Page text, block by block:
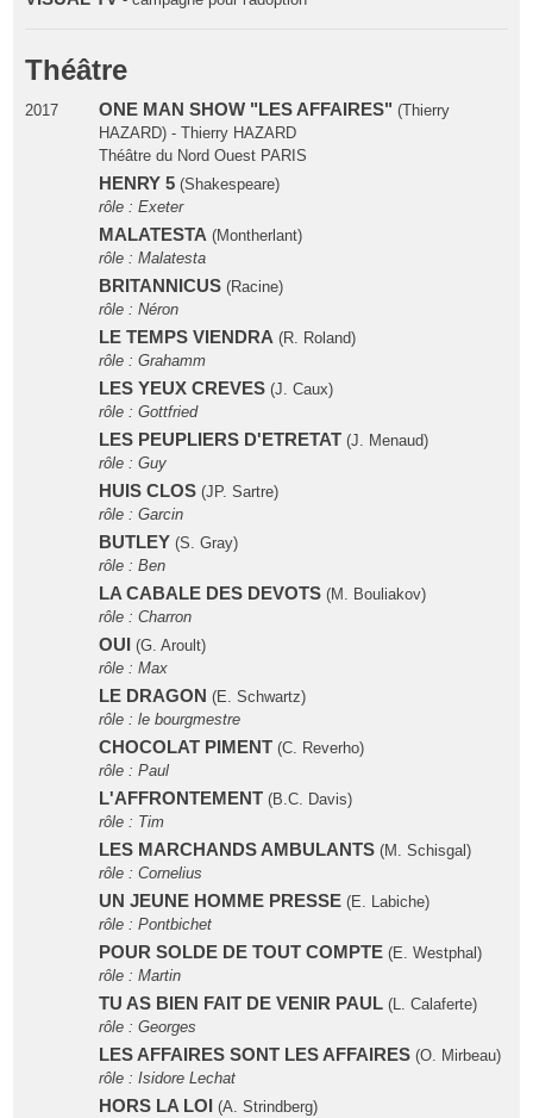
Théâtre
2017 ONE MAN SHOW "LES AFFAIRES" (Thierry
HAZARD) - Thierry HAZARD
Théâtre du Nord Ouest PARIS
HENRY 5(Shakespeare)
rôle : Exeter
MALATESTA(Montherlant)
rôle : Malatesta
BRITANNICUS(Racine)
rôle : Néron
LE TEMPS VIENDRA(R. Roland)
rôle : Grahamm
LES YEUX CREVES(J. Caux)
rôle : Gottfried
LES PEUPLIERS D'ETRETAT(J. Menaud)
rôle : Guy
HUIS CLOS(JP. Sartre)
rôle : Garcin
BUTLEY (S. Gray)
rôle : Ben
LA CABALE DES DEVOTS(M. Bouliakov)
rôle : Charron
OUI (G. Aroult)
rôle : Max
LE DRAGON (E. Schwartz)
rôle : le bourgmestre
CHOCOLAT PIMENT(C. Reverho)
rôle : Paul
L'AFFRONTEMENT(B.C. Davis)
rôle : Tim
LES MARCHANDS AMBULANTS(M. Schisgal)
rôle : Cornelius
UN JEUNE HOMME PRESSE(E. Labiche)
rôle : Pontbichet
POUR SOLDE DE TOUT COMPTE(E. Westphal)
rôle : Martin
TU AS BIEN FAIT DE VENIR PAUL(L. Calaferte)
rôle : Georges
LES AFFAIRES SONT LES AFFAIRES(O. Mirbeau)
rôle : Isidore Lechat
HORS LA LOI (A. Strindberg)